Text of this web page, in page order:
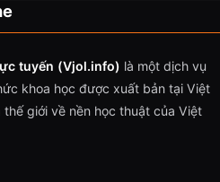
tuyến (Vjol.info) là một dịch vụ
khoa học được xuất bản tại Việt
giới về nền học thuật của Việt